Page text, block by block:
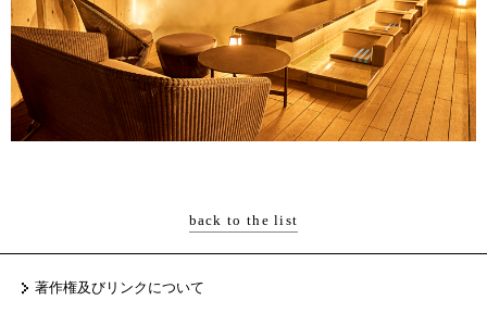
back to the list
著作権及びリンクについて